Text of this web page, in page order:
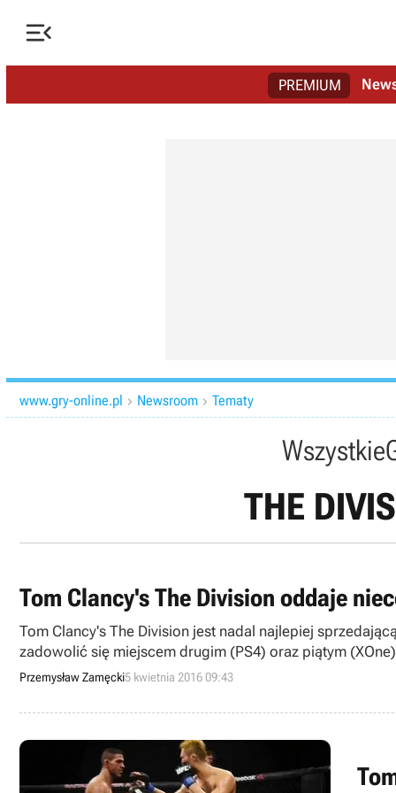

PREMIUM
www.gry-online.pl  Newsroom  Tematy
Wszystkie
THE
Tom Clancy's The Division oddaje
Tom Clancy's The Division jest nadal najlepiej
zadowolić się miejscem drugim (PS4) oraz piątym
Przemysław Zamęcki5 kwietnia 2016 09:43